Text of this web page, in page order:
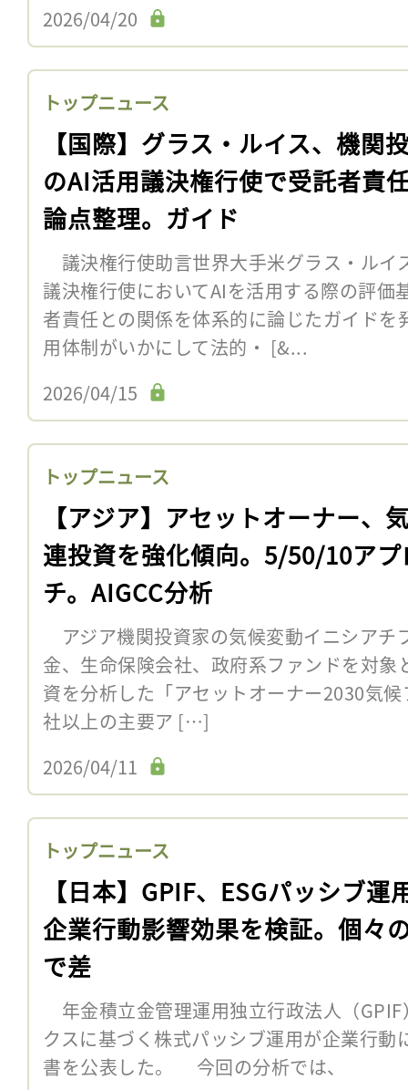
2026/04/20
トップニュース
【国際】グラス・ルイス、機関
のAI活用議決権行使で受託者責
論点整理。ガイド
議決権行使助言世界大手米グラス・ルイ
議決権行使においてAIを活用する際の評価
者責任との関係を体系的に論じたガイド
用体制がいかにして法的・ [&...
2026/04/15
トップニュース
【アジア】アセットオーナー、
連投資を強化傾向。5/50/10ア
チ。AIGCC分析
アジア機関投資家の気候変動イニシアチ
金、生命保険会社、政府系ファンドを対象
資を分析した「アセットオーナー2030気
社以上の主要ア […]
2026/04/11
トップニュース
【日本】GPIF、ESGパッシブ運
企業行動影響効果を検証。個々
で差
年金積立金管理運用独立行政法人（
クスに基づく株式パッシブ運用が企業行
書を公表した。 今回の分析では、